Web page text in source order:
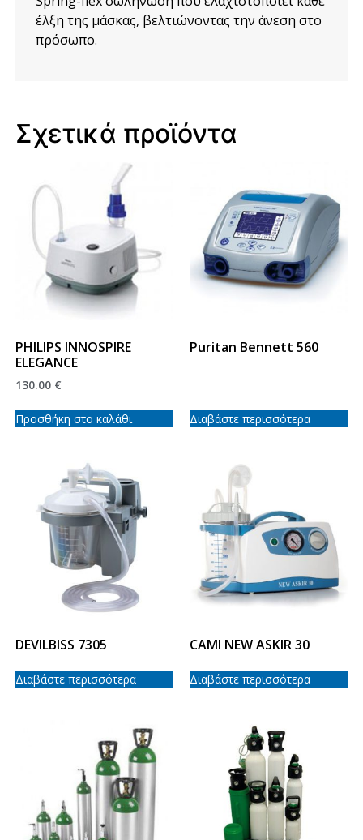
έλξη της μάσκας, βελτιώνοντας την άνεση στο
πρόσωπο.
Σχετικά προϊόντα
PHILIPS INNOSPIRE
ELEGANCE
130.00 €
Προσθήκη στο καλάθι
Puritan Bennett 560
Διαβάστε περισσότερα
DEVILBISS 7305
Διαβάστε περισσότερα
CAMI NEW ASKIR 30
Διαβάστε περισσότερα